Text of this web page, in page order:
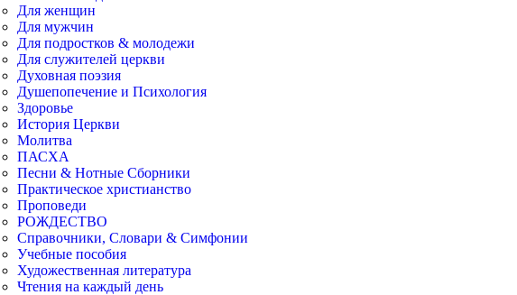
Для женщин
Для мужчин
Для подростков & молодежи
Для служителей церкви
Духовная поэзия
Душепопечение и Психология
Здоровье
История Церкви
Молитва
ПАСХА
Песни & Нотные Сборники
Практическое христианство
Проповеди
РОЖДЕСТВО
Справочники, Словари & Симфонии
Учебные пособия
Художественная литература
Чтения на каждый день